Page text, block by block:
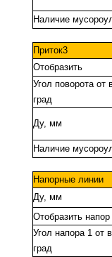
Наличие
Приток3
Отобразить
Угол поворота от
град
Ду, мм
Наличие
Напорные линии
Ду, мм
Отобразить напор
Угол напора 1 от
град